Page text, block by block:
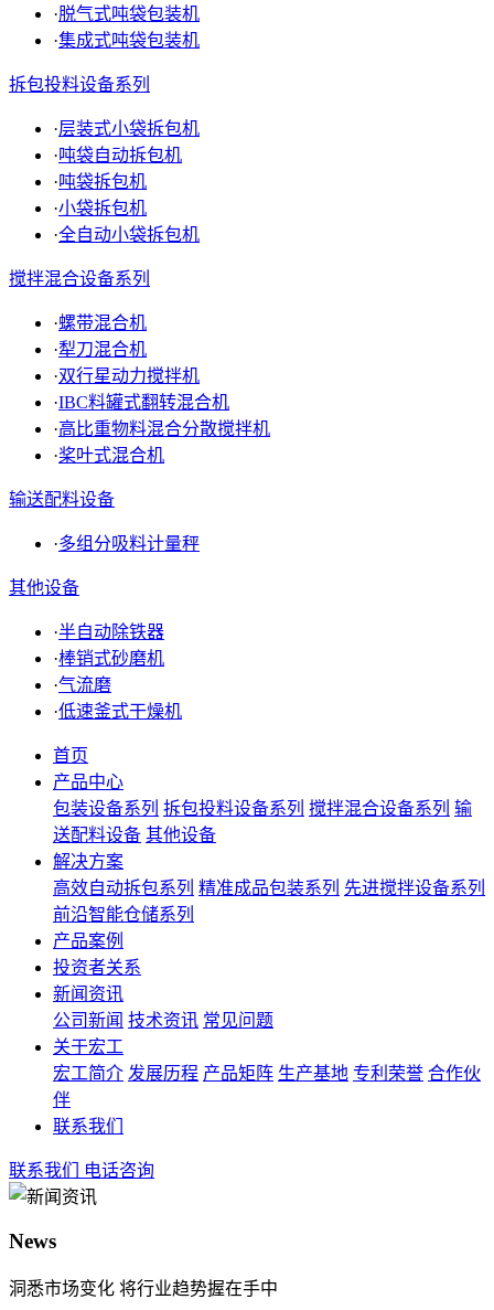
·脱气式吨袋包装机
·集成式吨袋包装机
拆包投料设备系列
·层装式小袋拆包机
·吨袋自动拆包机
·吨袋拆包机
·小袋拆包机
·全自动小袋拆包机
搅拌混合设备系列
·螺带混合机
·犁刀混合机
·双行星动力搅拌机
·IBC料罐式翻转混合机
·高比重物料混合分散搅拌机
·桨叶式混合机
输送配料设备
·多组分吸料计量秤
其他设备
·半自动除铁器
·棒销式砂磨机
·气流磨
·低速釜式干燥机
首页
产品中心
包装设备系列 拆包投料设备系列 搅拌混合设备系列 输
送配料设备 其他设备
解决方案
高效自动拆包系列 精准成品包装系列 先进搅拌设备系列
前沿智能仓储系列
产品案例
投资者关系
新闻资讯
公司新闻 技术资讯 常见问题
关于宏工
宏工简介 发展历程 产品矩阵 生产基地 专利荣誉 合作伙
伴
联系我们
联系我们 电话咨询
News
洞悉市场变化 将行业趋势握在手中